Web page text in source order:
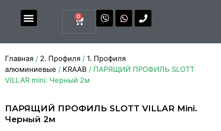
0
Главная / 2. Профиля / 1. Профиля
алюминиевые / KRAAB / ПАРЯЩИЙ ПРОФИЛЬ SLOTT
VILLAR mini. Черный 2м
ПАРЯЩИЙ ПРОФИЛЬ SLOTT VILLAR Mini.
Черный 2м